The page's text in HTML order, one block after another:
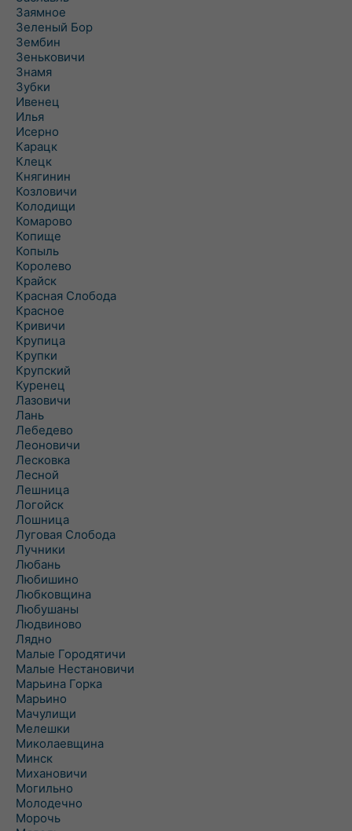
Заямное
Зеленый Бор
Зембин
Зеньковичи
Знамя
Зубки
Ивенец
Илья
Исерно
Карацк
Клецк
Княгинин
Козловичи
Колодищи
Комарово
Копище
Копыль
Королево
Крайск
Красная Слобода
Красное
Кривичи
Крупица
Крупки
Крупский
Куренец
Лазовичи
Лань
Лебедево
Леоновичи
Лесковка
Лесной
Лешница
Логойск
Лошница
Луговая Слобода
Лучники
Любань
Любишино
Любковщина
Любушаны
Людвиново
Лядно
Малые Городятичи
Малые Нестановичи
Марьина Горка
Марьино
Мачулищи
Мелешки
Миколаевщина
Минск
Михановичи
Могильно
Молодечно
Морочь